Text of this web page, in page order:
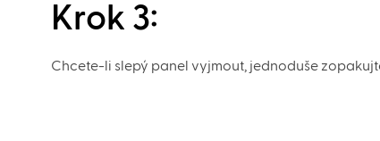
Krok 3:
Chcete-li slepý panel vyjmout, jednoduše